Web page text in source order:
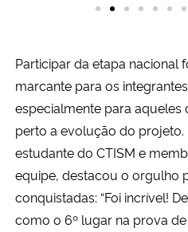
Participar da etapa nacional
marcante para os
especialmente para
perto a evolução do projeto.
estudante do CTISM e
equipe, destacou o orgulho
conquistadas: “Foi incrível!
como o 6º lugar na prova